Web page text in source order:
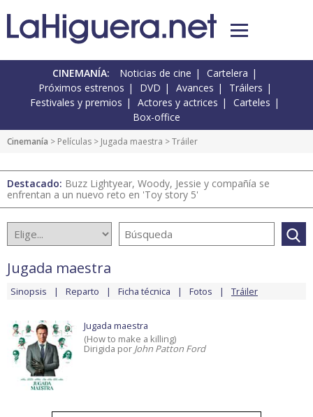
CINEMANÍA: Noticias de cine
Cartelera
Próximos estrenos
DVD Avances
Tráilers
Festivales y premios
Actores y actrices
Carteles
Box-office
Cinemanía > Películas > Jugada maestra > Tráiler
Destacado: Buzz Lightyear, Woody, Jessie y compañía se
enfrentan a un nuevo reto en 'Toy story 5'
Jugada maestra
Sinopsis Reparto Ficha técnica Fotos Tráiler
Jugada maestra
(How to make a killing)
Dirigida por John Patton Ford